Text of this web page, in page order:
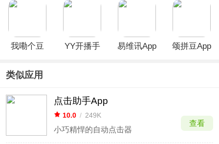
我嘞个豆
YY开播手
易维讯App 颂拼豆App
类似应用
点击助手App
10.0 / 249K
小巧精悍的自动点击器
查看